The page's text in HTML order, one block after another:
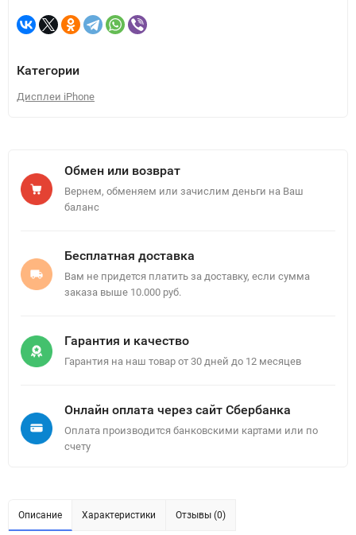
Категории
Дисплеи iPhone
Обмен или возврат
Вернем, обменяем или зачислим деньги на Ваш
баланс
Бесплатная доставка
Вам не придется платить за доставку, если сумма
заказа выше 10.000 руб.
Гарантия и качество
Гарантия на наш товар от 30 дней до 12 месяцев
Онлайн оплата через сайт Сбербанка
Оплата производится банковскими картами или по
счету
Описание Характеристики Отзывы (0)